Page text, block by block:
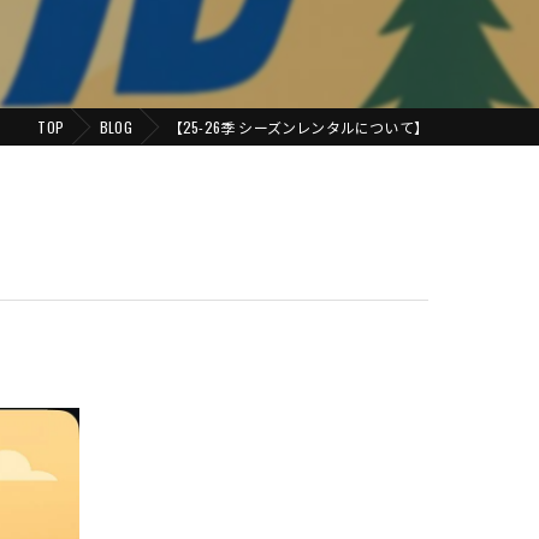
TOP BLOG 【25-26季 シーズンレンタルについて】